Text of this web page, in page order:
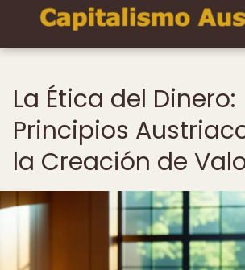
La Ética del Dinero:
Principios
la Creación de